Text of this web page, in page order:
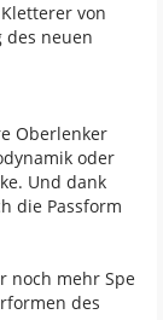
von
des neuen
Oberlenker
oder
Und dank
die Passform
noch mehr Spe
des